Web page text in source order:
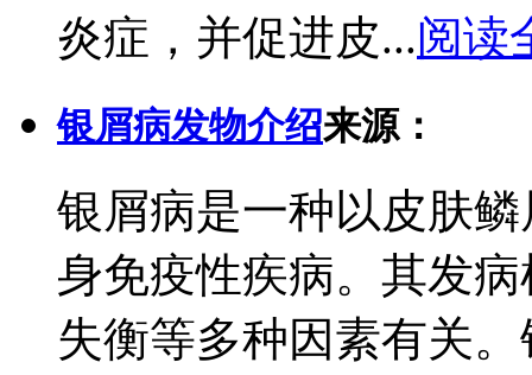
炎症，并促进皮...阅读
银屑病发物介绍来源：
银屑病是一种以皮肤
身免疫性疾病。其发
失衡等多种因素有关